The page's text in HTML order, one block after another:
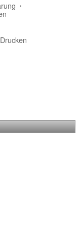
Drucken